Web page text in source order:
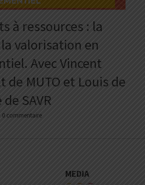
à ressources : la
valorisation en
Avec Vincent
de MUTO et Louis de
SAVR
0 commentaire
MEDIA